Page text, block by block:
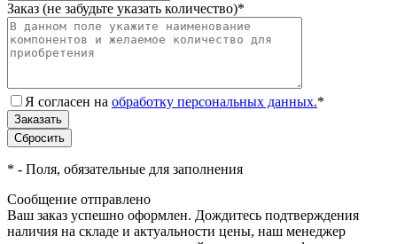
Заказ (не забудьте указать количество)*
Я согласен на обработку персональных данных.*
* - Поля, обязательные для заполнения
Сообщение отправлено
Ваш заказ успешно оформлен. Дождитесь подтверждения
наличия на складе и актуальности цены, наш менеджер